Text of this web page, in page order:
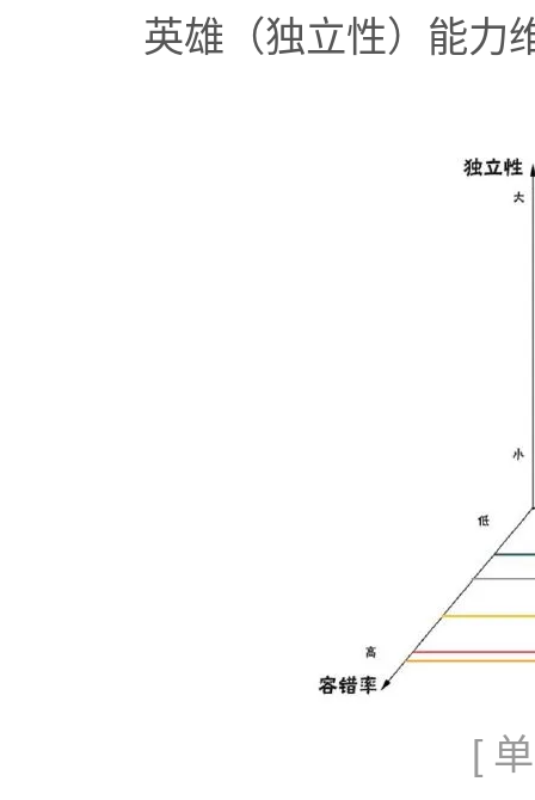
英雄（独立性）能力
[